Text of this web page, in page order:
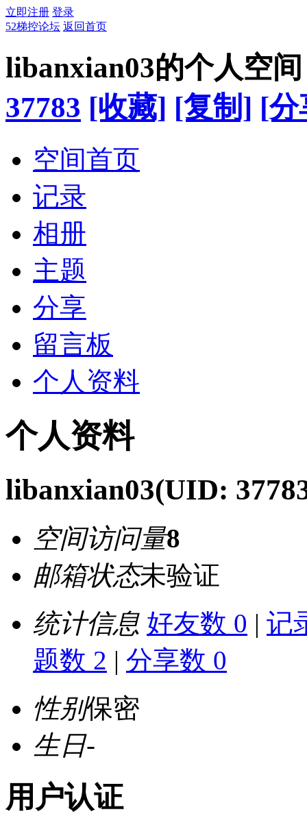
立即注册 登录
52梯控论坛 返回首页
libanxian03的个人空间
37783 [收藏] [复制] [分
空间首页
记录
相册
主题
分享
留言板
个人资料
个人资料
libanxian03(UID:
空间访问量8
邮箱状态未验证
统计信息 好友数 0 | 记
题数 2 | 分享数 0
性别保密
生日-
用户认证